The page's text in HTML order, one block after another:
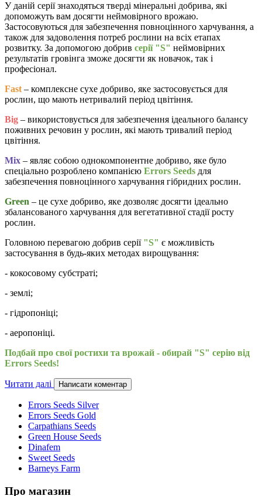
У даній серії знаходяться тверді мінеральні добрива, які
допоможуть вам досягти неймовірного врожаю.
Застосовуються для забезпечення повноцінного харчування, а
також для задоволення потреб рослини на всіх етапах
розвитку. За допомогою добрив серії "S" неймовірних
результатів гровінга зможе досягти як новачок, так і
професіонал.
Fast – комплексне сухе добриво, яке застосовується для
рослин, що мають нетривалий період цвітіння.
Big – використовується для забезпечення ідеального балансу
поживних речовин у рослин, які мають тривалий період
цвітіння.
Mix – являє собою однокомпонентне добриво, яке було
спеціально розроблено компанією Errors Seeds для
забезпечення повноцінного харчування гібридних рослин.
Green – це сухе добриво, яке дозволяє досягти ідеально
збалансованого харчування для вегетативної стадії росту
рослин.
Головною перевагою добрив серії "S" є можливість
застосування в будь-яких методах вирощування:
- кокосовому субстраті;
- землі;
- гідропоніці;
- аеропоніці.
Подбай про свої ростихи та врожай - обирай "S" серію від
Errors Seeds!
Читати далі Написати коментар
Errors Seeds Silver
Errors Seeds Gold
Carpathians Seeds
Green House Seeds
Dinafem
Sweet Seeds
Barneys Farm
Про магазин